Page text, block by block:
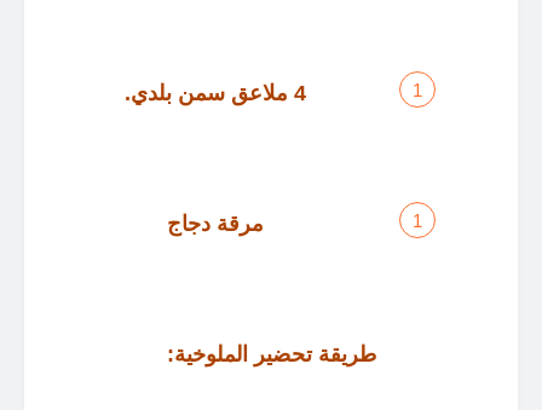
4 ملاعق سمن بلدي.
مرقة دجاج
طريقة تحضير الملوخية: